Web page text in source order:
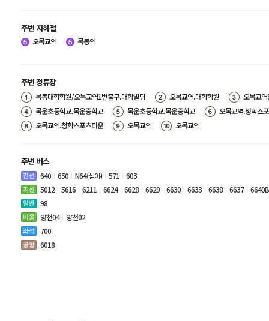
주변 지하철
오목교역 목동역
주변 정류장
목동대학학원/오목교역1번출구.대학빌딩 오목교역.대학학원
오목교
목운초등학교.목운중학교
목운초등학교.목운중학교
오목교역.청학스
오목교역.청학스포츠타운
오목교역 오목교역
주변 버스
640 650 N64(심야) 571
603
5012
5616 6211 6624 6628 6629 6630 6633 6638 6637
6640B
98
양천04
양천02
700
6018